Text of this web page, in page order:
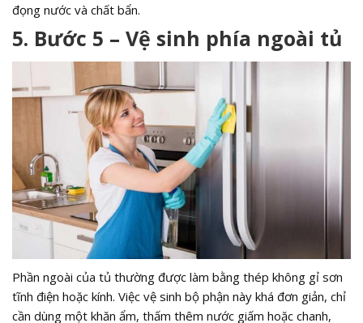
đọng nước và chất bẩn.
5. Bước 5 – Vệ sinh phía ngoài tủ
Phần ngoài của tủ thường được làm bằng thép không gỉ sơn
tĩnh điện hoặc kính. Việc vệ sinh bộ phận này khá đơn giản, chỉ
cần dùng một khăn ẩm, thấm thêm nước giấm hoặc chanh,